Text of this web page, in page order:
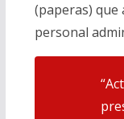
(paperas)
personal